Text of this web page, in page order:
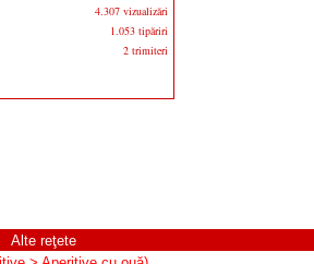
4.307 vizualizări
1.053 tipăriri
2 trimiteri
Alte reţete